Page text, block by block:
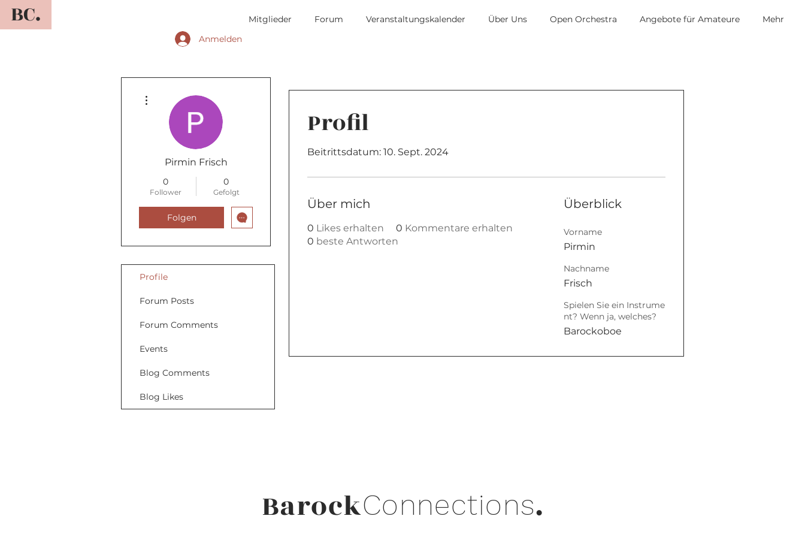
BC. Mitglieder Forum Veranstaltungskalender Über Uns Open Orchestra Angebote für Amateure
Mehr
Anmelden
Profil
Beitrittsdatum: 10. Sept. 2024
Über mich
0 Likes erhalten 0 Kommentare erhalten
0 beste Antworten
Überblick
Vorname
Pirmin
Nachname
Frisch
Spielen Sie ein Instrume
nt? Wenn ja, welches?
Barockoboe
Pirmin Frisch
0
Follower
0
Gefolgt
Folgen
Profile
Forum Posts
Forum Comments
Events
Blog Comments
Blog Likes
BarockConnections.